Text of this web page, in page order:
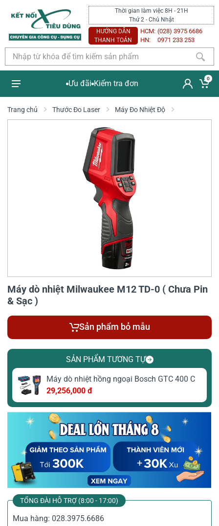
Thời gian làm việc 8H - 21H
Thứ 2 - Chủ Nhật
HƯỚNG DẪN
THANH TOÁN
HCM: (028) 3975 6686
HN:
0971 233 253
Ưu đãi Kiểm tra đơn
0
Trang chủ Thước Đo Laser Máy Đo Nhiệt Độ
Máy dò nhiệt Milwaukee M12 TD-0 ( Chưa Pin
& Sạc )
Sản phẩm bỏ mẫu
SẢN PHẨM TƯƠNG TỰ
Máy dò nhiệt hồng ngoại Bosch GTC 400 C
29,256,000 đ
TỔNG ĐÀI HỖ TRỢ (8:00 - 17:00)
Mua hàng: 028.3975.6686